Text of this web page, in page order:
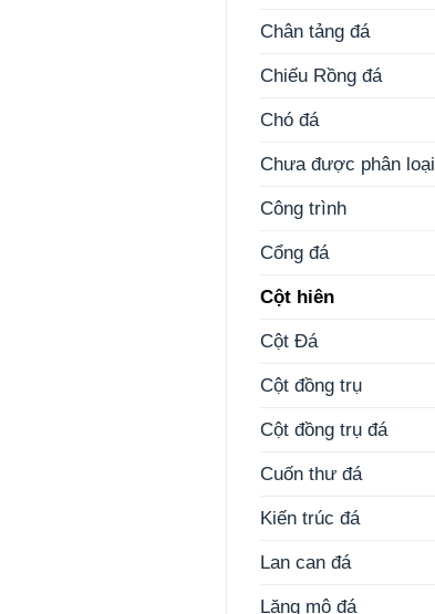
Chân tảng đá
Chiếu Rồng đá
Chó đá
Chưa được phân loại
Công trình
Cổng đá
Cột hiên
Cột Đá
Cột đồng trụ
Cột đồng trụ đá
Cuốn thư đá
Kiến trúc đá
Lan can đá
Lăng mộ đá